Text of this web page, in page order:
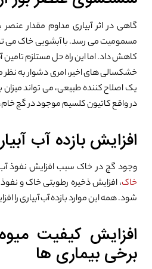
گاهی در اثر آبیاری مداوم مقدار
مسمومیت می رسد. با آبشویی خاک می
کاهش داد. اما این راه حل مستلزم تامین
خشکسالی های اخیر، امری دشوار به
یک اصلاح کننده طبیعی، می تواند
در واقع کاتیون کلسیم موجود در گچ
افزایش بازده آب
وجود گچ در خاک سبب افزایش نفوذ
خاک، افزایش ذخیره رطوبتی خاک و
شود. همه این موارد بازده آب آبیاری را
افزایش کیفیت
برخی بیماری ها